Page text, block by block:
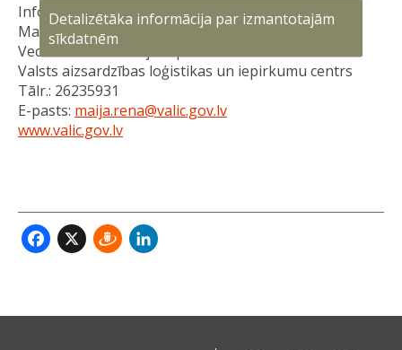
Informāciju sagatavoja:
Maija Rēna
Vecākā komunikācijas speciāliste
Valsts aizsardzības loģistikas un iepirkumu centrs
Tālr.: 26235931
E-pasts: maija.rena@valic.gov.lv
www.valic.gov.lv
Facebook
X Draugiem
Detalizētāka informācija par izmantotajām
sīkdatnēm